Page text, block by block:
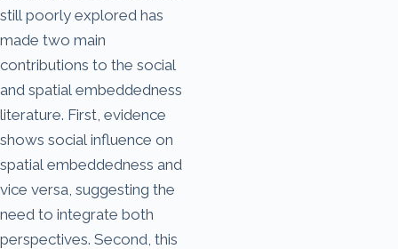
still poorly explored has
made two main
contributions to the social
and spatial embeddedness
literature. First, evidence
shows social influence on
spatial embeddedness and
vice versa, suggesting the
need to integrate both
perspectives. Second, this